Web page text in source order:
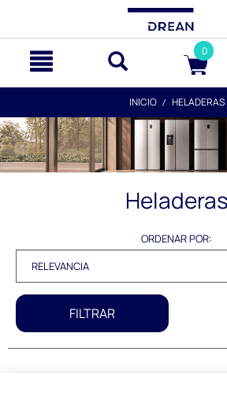
0
INICIO HELADERAS
Heladeras
ORDENAR POR:
FILTRAR